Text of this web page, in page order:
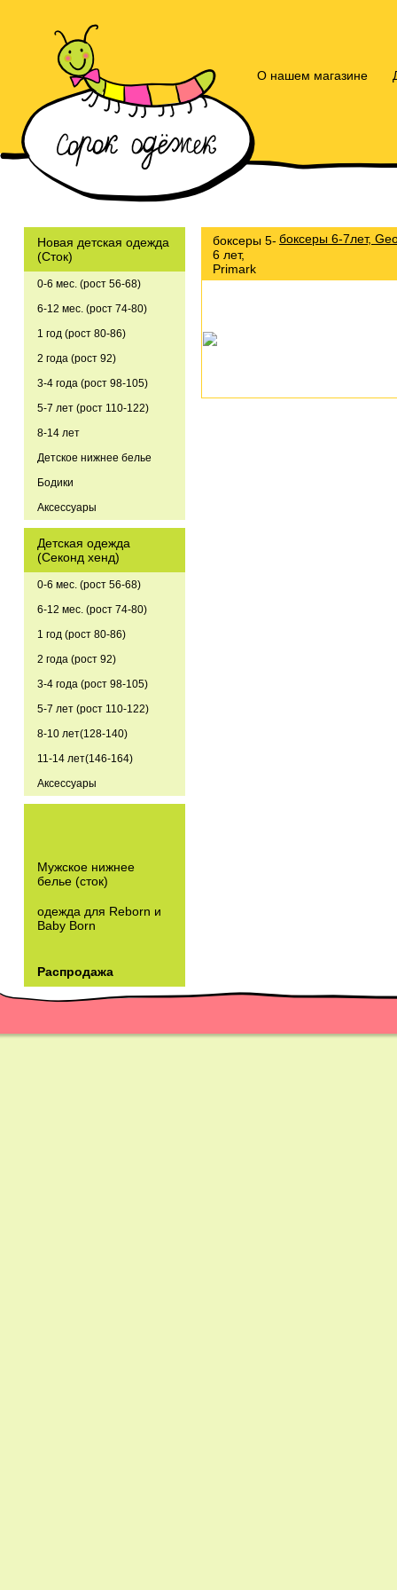
О нашем магазине
Новая детская одежда
(Сток)
0-6 мес. (рост 56-68)
6-12 мес. (рост 74-80)
1 год (рост 80-86)
2 года (рост 92)
3-4 года (рост 98-105)
5-7 лет (рост 110-122)
8-14 лет
Детское нижнее белье
Бодики
Аксессуары
Детская одежда
(Секонд хенд)
0-6 мес. (рост 56-68)
6-12 мес. (рост 74-80)
1 год (рост 80-86)
2 года (рост 92)
3-4 года (рост 98-105)
5-7 лет (рост 110-122)
8-10 лет(128-140)
11-14 лет(146-164)
Аксессуары
Мужское нижнее
белье (сток)
одежда для Reborn и
Baby Born
Распродажа
боксеры 6-7лет,
боксеры 5-
6 лет,
Primark